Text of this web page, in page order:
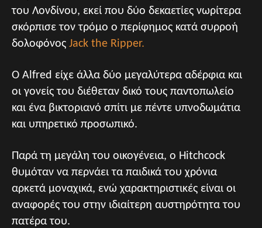
του Λονδίνου, εκεί που δύο δεκαετίες νωρίτερα
σκόρπισε τον τρόμο ο περίφημος κατά συρροή
δολοφόνος Jack the Ripper.
Ο Alfred είχε άλλα δύο μεγαλύτερα αδέρφια και
οι γονείς του διέθεταν δικό τους παντοπωλείο
και ένα βικτοριανό σπίτι με πέντε υπνοδωμάτια
και υπηρετικό προσωπικό.
Παρά τη μεγάλη του οικογένεια, ο Hitchcock
θυμόταν να περνάει τα παιδικά του χρόνια
αρκετά μοναχικά, ενώ χαρακτηριστικές είναι οι
αναφορές του στην ιδιαίτερη αυστηρότητα του
πατέρα του.